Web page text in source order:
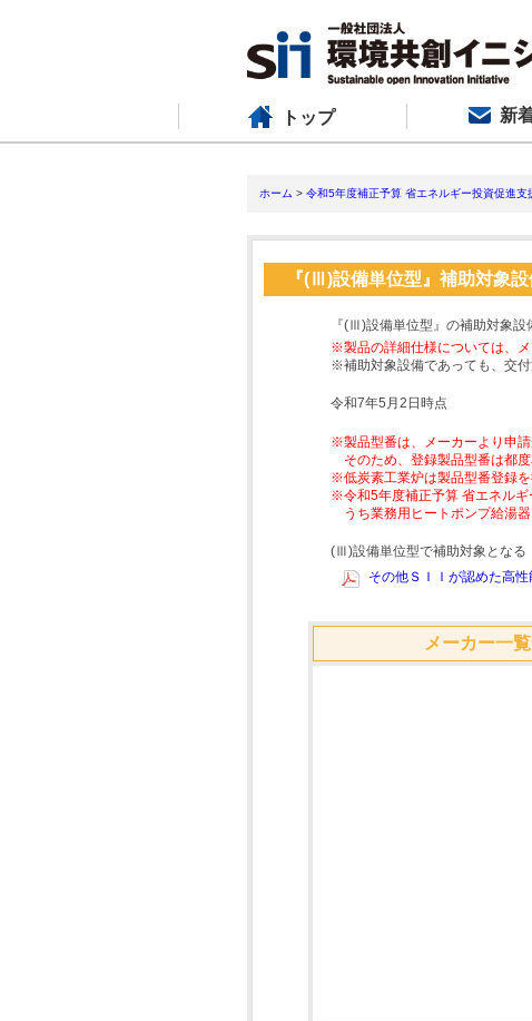
トップ 新
ホーム > 令和5年度補正予算 省エネルギー投資促進支
『(Ⅲ)設備単位型』補助対象
『(Ⅲ)設備単位型』の補助対象設
※製品の詳細仕様については、
※補助対象設備であっても、交
令和7年5月2日時点
※製品型番は、メーカーより申請
そのため、登録製品型番は都
※低炭素工業炉は製品型番登録
※令和5年度補正予算 省エネル
うち業務用ヒートポンプ給湯
(Ⅲ)設備単位型で補助対象となる
その他ＳＩＩが認めた高
メーカー一